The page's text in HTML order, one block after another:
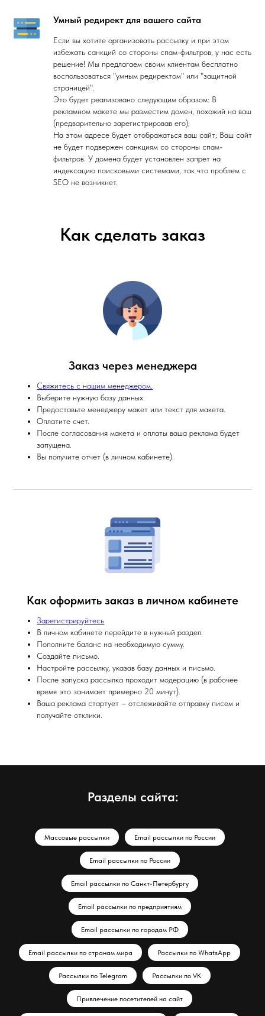
Умный редирект для вашего сайта
Если вы хотите организовать рассылку и при этом
избежать санкций со стороны спам-фильтров, у нас есть
решение! Мы предлагаем своим клиентам бесплатно
воспользоваться "умным редиректом" или "защитной
страницей".
Это будет реализовано следующим образом: В
рекламном макете мы разместим домен, похожий на ваш
(предварительно зарегистрировав его);
На этом адресе будет отображаться ваш сайт; Ваш сайт
не будет подвержен санкциям со стороны спам-
фильтров. У домена будет установлен запрет на
индексацию поисковыми системами, так что проблем с
SEO не возникнет.
Как сделать заказ
Заказ через менеджера
Свяжитесь с нашим менеджером.
Выберите нужную базу данных.
Предоставьте менеджеру макет или текст для макета.
Оплатите счет.
После согласования макета и оплаты ваша реклама будет
запущена.
Вы получите отчет (в личном кабинете).
Как оформить заказ в личном кабинете
Зарегистрируйтесь
В личном кабинете перейдите в нужный раздел.
Пополните баланс на необходимую сумму.
Создайте письмо.
Настройте рассылку, указав базу данных и письмо.
После запуска рассылка проходит модерацию (в рабочее
время это занимает примерно 20 минут).
Ваша реклама стартует – отслеживайте отправку писем и
получайте отклики.
Разделы сайта:
Массовые рассылки Email рассылки по России
Email рассылки по России
Email рассылки по Санкт-Петербургу
Email рассылки по предприятиям
Email рассылки по городам РФ
Email рассылки по странам мира Рассылки по WhatsApp
Рассылки по Telegram Рассылки по VK
Привлечение посетителей на сайт